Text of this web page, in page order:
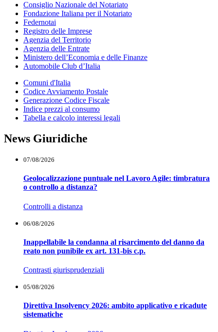
Consiglio Nazionale del Notariato
Fondazione Italiana per il Notariato
Federnotai
Registro delle Imprese
Agenzia del Territorio
Agenzia delle Entrate
Ministero dell’Economia e delle Finanze
Automobile Club d’Italia
Comuni d'Italia
Codice Avviamento Postale
Generazione Codice Fiscale
Indice prezzi al consumo
Tabella e calcolo interessi legali
News Giuridiche
07/08/2026
Geolocalizzazione puntuale nel Lavoro Agile: timbratura
o controllo a distanza?
Controlli a distanza
06/08/2026
Inappellabile la condanna al risarcimento del danno da
reato non punibile ex art. 131-bis c.p.
Contrasti giurisprudenziali
05/08/2026
Direttiva Insolvency 2026: ambito applicativo e ricadute
sistematiche